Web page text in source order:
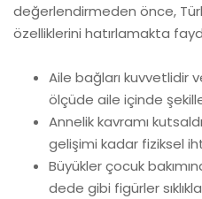
değerlendirmeden önce,
özelliklerini hatırlamakta
Aile bağları kuvvetlidir
ölçüde aile içinde
Annelik kavramı
gelişimi kadar fiziksel
Büyükler çocuk
dede gibi figürler